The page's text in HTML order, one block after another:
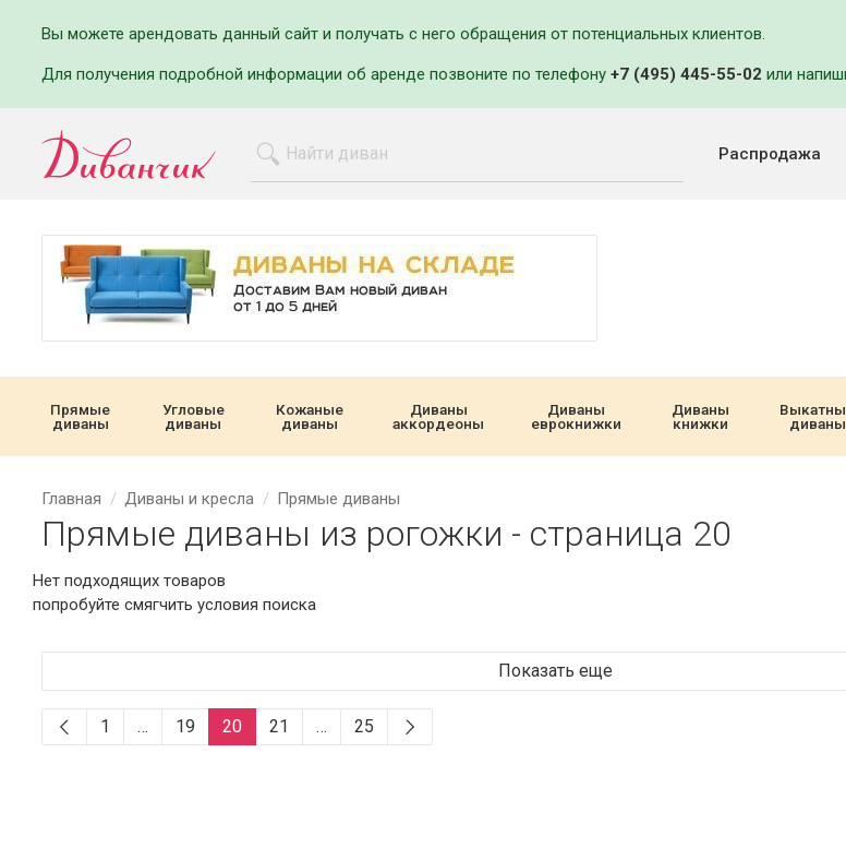
Вы можете арендовать данный сайт и получать с него обращения от потенциальных клиентов.
Для получения подробной информации об аренде позвоните по телефону +7 (495) 445-55-02 или
Распродажа
Прямые
диваны
Угловые
диваны
Кожаные
диваны
Диваны
аккордеоны
Диваны
еврокнижки
Диваны
книжки
диваны
Главная Диваны и кресла Прямые диваны
Прямые диваны из рогожки - страница 20
Нет подходящих товаров
попробуйте смягчить условия поиска
Показать еще
1 … 19 20 21 … 25